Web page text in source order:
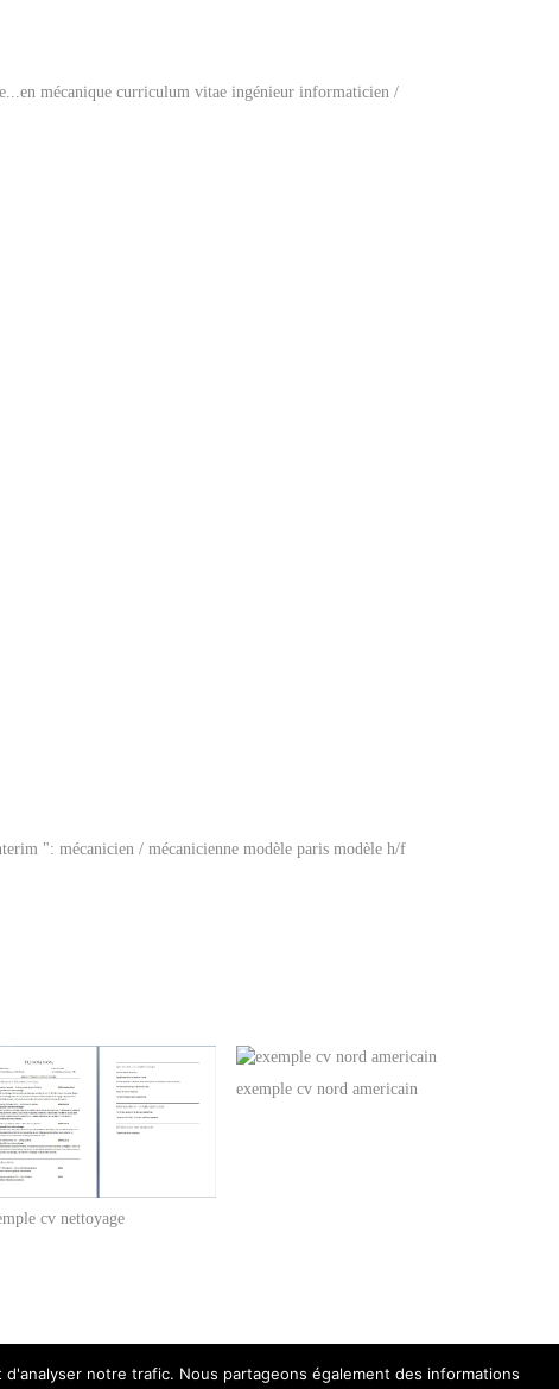
mécanique curriculum vitae ingénieur informaticien /
": mécanicien / mécanicienne modèle paris modèle h/f
cv nettoyage
exemple cv nord americain
notre trafic. Nous partageons également des informations